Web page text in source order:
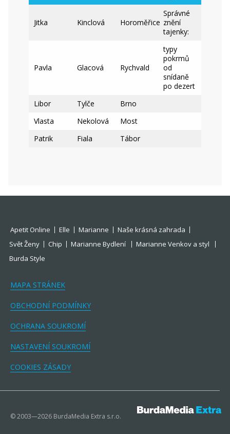
Jitka Kinclová Horoměřice
Správné
znění
tajenky:
Pavla Glacová Rychvald
typy
pokrmů
od
snídaně
po dezert
Libor
Tylče
Brno
Vlasta
Nekolová
Most
Patrik
Fiala Tábor
Apetit Online Elle Marianne
Naše krásná zahrada
Svět Ženy
Chip Marianne Bydlení
Marianne Venkov a styl
Burda Style
MAPA STRÁNEK
OBCHODNÍ PODMÍNKY
OCHRANA SOUKROMÍ
NASTAVENÍ SOUKROMÍ
COOKIES ZÁSADY
© 2003—2026 BurdaMedia Extra s.r.o.